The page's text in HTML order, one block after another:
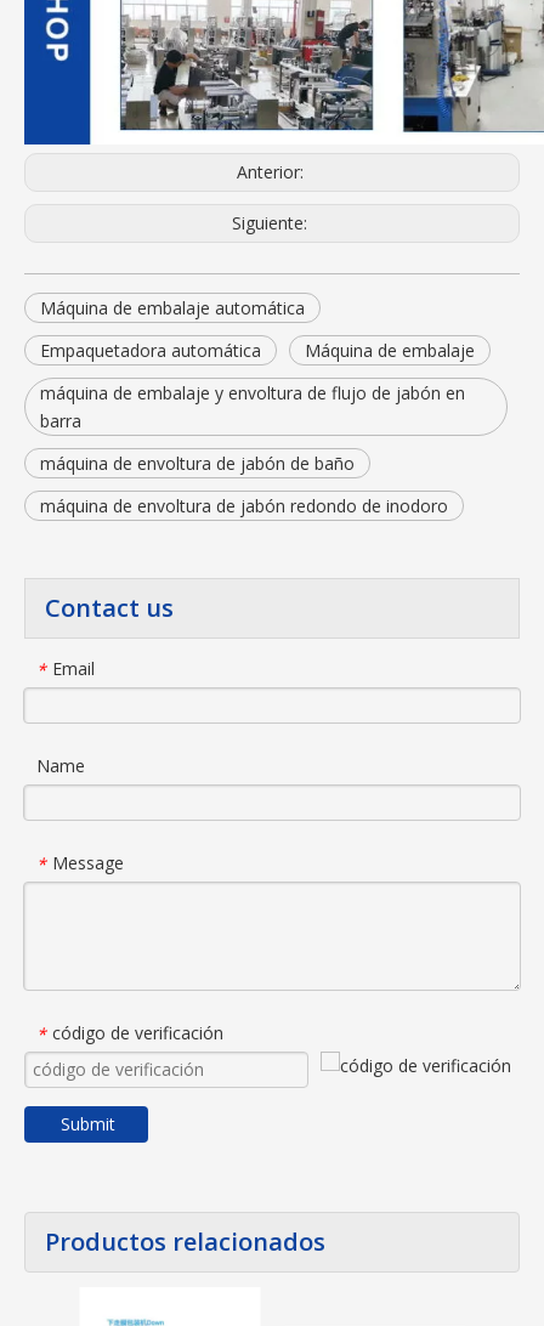
Anterior:
Siguiente:
Máquina de embalaje automática
Empaquetadora automática
Máquina de embalaje
máquina de embalaje y envoltura de flujo de jabón en
barra
máquina de envoltura de jabón de baño
máquina de envoltura de jabón redondo de inodoro
Contact us
* Email
Name
* Message
* código de verificación
Submit
Productos relacionados